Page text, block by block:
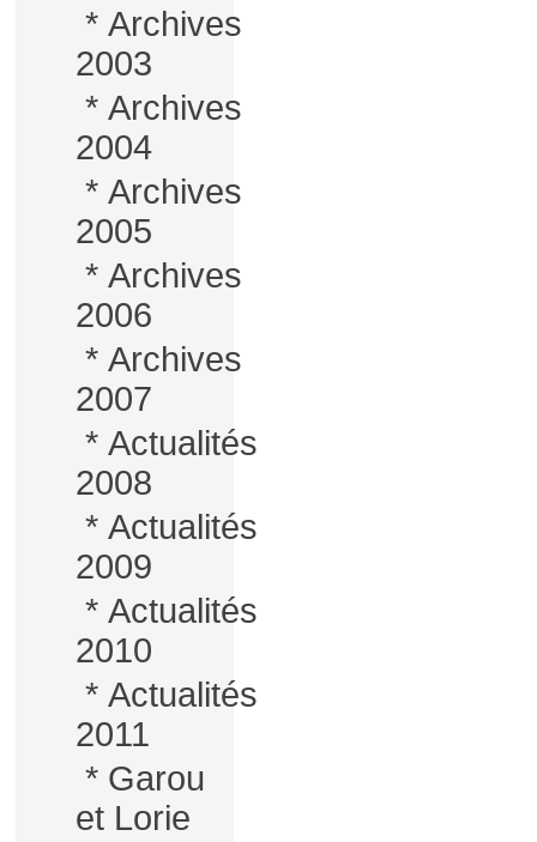
* Archives
2003
* Archives
2004
* Archives
2005
* Archives
2006
* Archives
2007
* Actualités
2008
* Actualités
2009
* Actualités
2010
* Actualités
2011
* Garou
et Lorie